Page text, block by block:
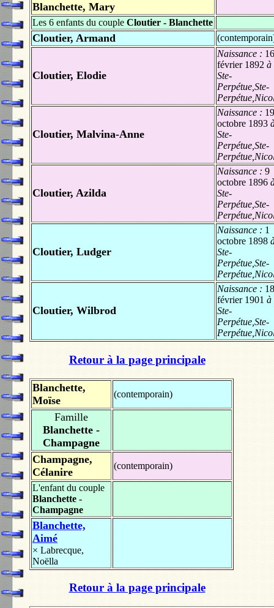
Blanchette, Mary
Les 6 enfants du couple Cloutier - Blanchette
Cloutier, Armand
Cloutier, Elodie
Naissance : 16
février 1892 à
Ste-
Perpétue,Ste-
Cloutier, Malvina-Anne
Naissance : 19
octobre 1893
Ste-
Perpétue,Ste-
Cloutier, Azilda
Naissance : 9
octobre 1896
Ste-
Perpétue,Ste-
Cloutier, Ludger
Naissance : 1
octobre 1898
Ste-
Perpétue,Ste-
Cloutier, Wilbrod
Naissance : 18
février 1901 à
Ste-
Perpétue,Ste-
Retour à la page principale
Blanchette,
Moïse
(contemporain)
Famille
Blanchette -
Champagne
Champagne,
Célanire
(contemporain)
L'enfant du couple
Blanchette -
Champagne
Blanchette,
Aimé
× Labrecque,
Noëlla
Retour à la page principale